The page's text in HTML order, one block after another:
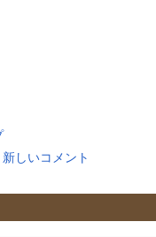
新しいコメント